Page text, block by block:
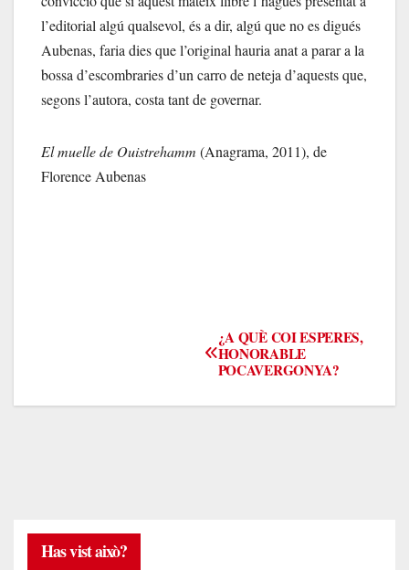
l’editorial algú qualsevol, és a dir, algú que no es digués
Aubenas, faria dies que l’original hauria anat a parar a la
bossa d’escombraries d’un carro de neteja d’aquests que,
segons l’autora, costa tant de governar.
El muelle de Ouistrehamm (Anagrama, 2011), de
Florence Aubenas
¿A QUÈ COI ESPERES,
HONORABLE
POCAVERGONYA?
Has vist això?